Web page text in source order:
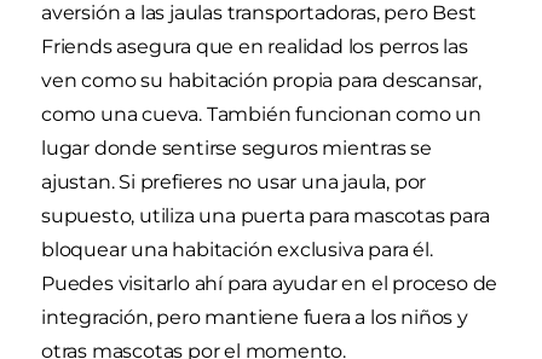
aversión a las jaulas transportadoras, pero Best
Friends asegura que en realidad los perros las
ven como su habitación propia para descansar,
como una cueva. También funcionan como un
lugar donde sentirse seguros mientras se
ajustan. Si prefieres no usar una jaula, por
supuesto, utiliza una puerta para mascotas para
bloquear una habitación exclusiva para él.
Puedes visitarlo ahí para ayudar en el proceso de
integración, pero mantiene fuera a los niños y
otras mascotas por el momento.